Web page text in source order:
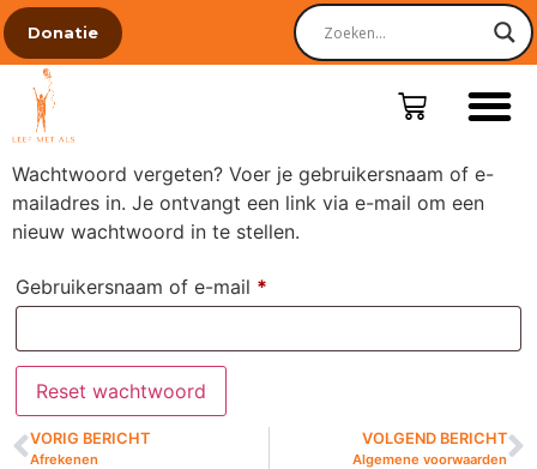
Donatie
Wachtwoord vergeten? Voer je gebruikersnaam of e-
mailadres in. Je ontvangt een link via e-mail om een
nieuw wachtwoord in te stellen.
Gebruikersnaam of e-mail *
Reset wachtwoord
Alternative:
VORIG BERICHT
Afrekenen
VOLGEND BERICHT
Algemene voorwaarden